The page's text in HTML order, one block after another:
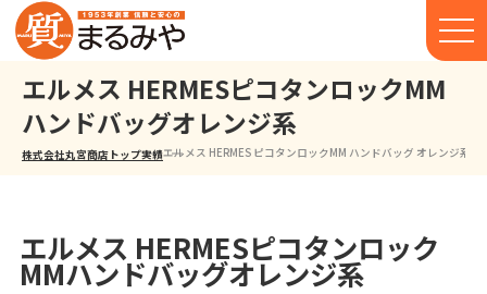
エルメス HERMESピコタンロックMM
ハンドバッグオレンジ系
株式会社丸宮商店トップ⁩実績エルメス HERMES ピコタンロックMM ハンドバッグ オレンジ系
エルメス HERMESピコタンロック
MMハンドバッグオレンジ系